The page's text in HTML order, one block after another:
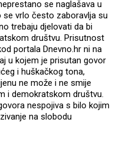
se naglašava u
vrlo često zaboravlja su
trebaju djelovati da bi
društvu. Prisutnost
portala Dnevno.hr ni na
u kojem je prisutan govor
i huškačkog tona,
ne može i ne smije
i demokratskom društvu.
nespojiva s bilo kojim
na slobodu